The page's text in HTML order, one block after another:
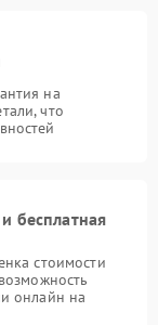
на
что
бесплатная
стоимости
онлайн на